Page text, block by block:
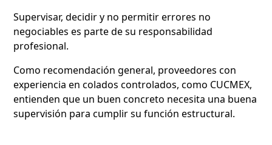
Supervisar, decidir y no permitir errores no
negociables es parte de su responsabilidad
profesional.
Como recomendación general, proveedores con
experiencia en colados controlados, como CUCMEX,
entienden que un buen concreto necesita una buena
supervisión para cumplir su función estructural.